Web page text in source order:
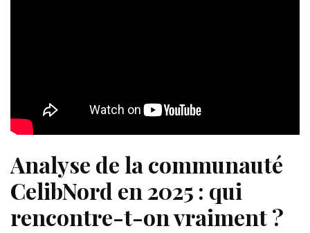
Analyse de la communauté
CelibNord en 2025 : qui
rencontre-t-on vraiment ?